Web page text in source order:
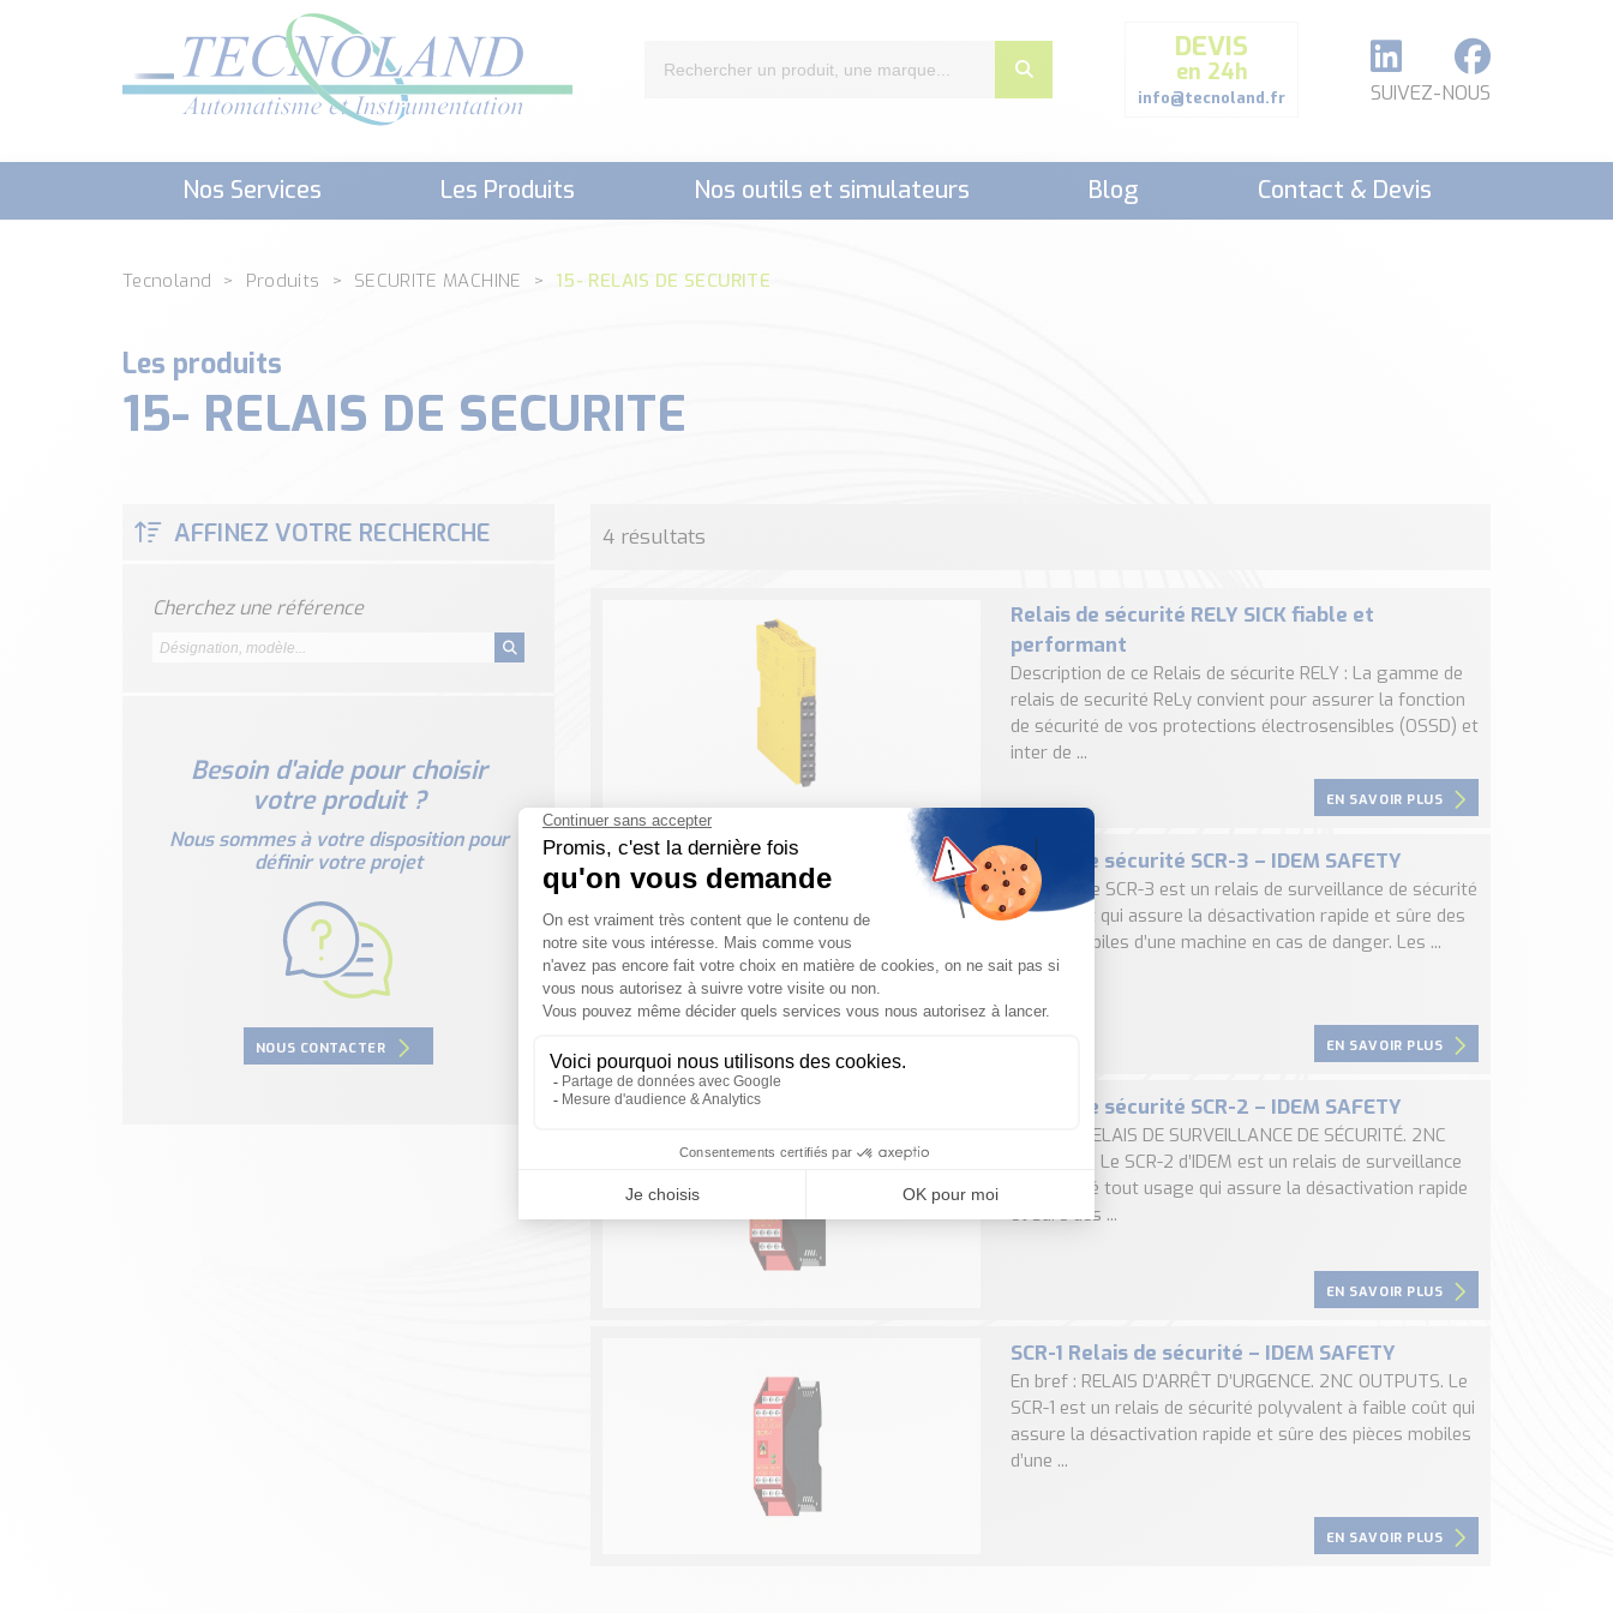
DEVIS
en 24h
info@tecnoland.fr SUIVEZ-NOUS
Nos Services Les Produits Nos outils et simulateurs Blog Contact & Devis
Tecnoland Produits SECURITE MACHINE 15- RELAIS DE SECURITE
Les produits
15- RELAIS DE SECURITE
AFFINEZ VOTRE RECHERCHE
Cherchez une référence
Besoin d'aide pour choisir
votre produit ?
Nous sommes à votre disposition pour
définir votre projet
NOUS CONTACTER
4 résultats
Relais de sécurité RELY SICK fiable et
performant
Description de ce Relais de sécurite RELY : La gamme de
relais de securité ReLy convient pour assurer la fonction
de sécurité de vos protections électrosensibles (OSSD) et
inter de ...
EN SAVOIR PLUS
Relais de sécurité SCR-3 – IDEM SAFETY
En bref : Le SCR-3 est un relais de surveillance de sécurité
polyvalent qui assure la désactivation rapide et sûre des
pièces mobiles d’une machine en cas de danger. Les ...
EN SAVOIR PLUS
Relais de sécurité SCR-2 – IDEM SAFETY
En bref : RELAIS DE SURVEILLANCE DE SÉCURITÉ. 2NC
OUTPUTS. Le SCR-2 d’IDEM est un relais de surveillance
de sécurité tout usage qui assure la désactivation rapide
et sûre des ...
EN SAVOIR PLUS
SCR-1 Relais de sécurité – IDEM SAFETY
En bref : RELAIS D’ARRÊT D’URGENCE. 2NC OUTPUTS. Le
SCR-1 est un relais de sécurité polyvalent à faible coût qui
assure la désactivation rapide et sûre des pièces mobiles
d’une ...
EN SAVOIR PLUS